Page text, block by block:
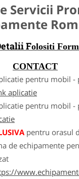
Servicii
Folositi
CONTACT
pentru mobil -
aplicatie
pentru mobil -
pentru orasul
de echipamente